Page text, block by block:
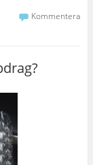
Kommentera